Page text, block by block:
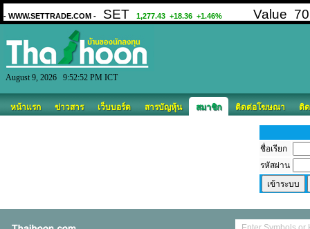
August 9, 2026 9:52:52 PM ICT
หน้าแรก ข่าวสาร เว็บบอร์ด สารบัญหุ้น สมาชิก ติดต่อโฆษณา ติ
ชื่อเรียก
รหัสผ่าน